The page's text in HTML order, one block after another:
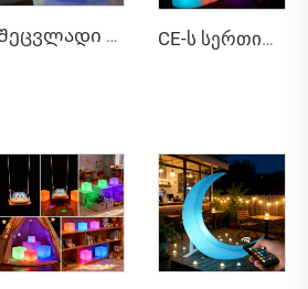
Შეცვლადი ფერის შიდა/გარე ლოუნჯის ავეჯი LED-ით განათებული დივანი და საფენის მაგიდა CE-ს სერთიფიცირებული მორგებული სიგრძის LED ბარის ნათურა ოფისისა და შეხვედრების ოთახის სამუშაო სადგამისთვის, ენერგოეფექტური და წყალგამძლე (IP65) დისტანციური მართვით